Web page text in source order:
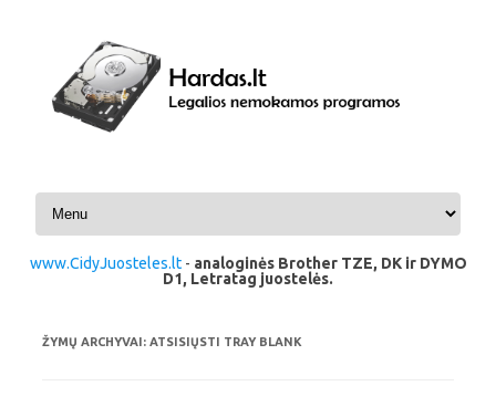
Pereiti prie turinio
www.CidyJuosteles.lt- analoginės Brother TZE, DK ir DYMO
D1, Letratag juostelės.
ŽYMŲ ARCHYVAI: ATSISIŲSTI TRAY BLANK